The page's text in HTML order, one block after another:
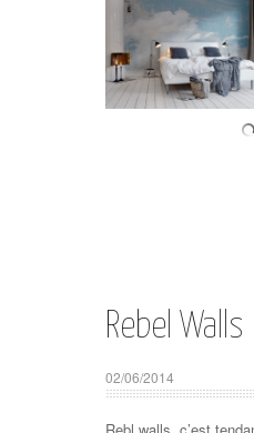
Rebel Walls
02/06/2014